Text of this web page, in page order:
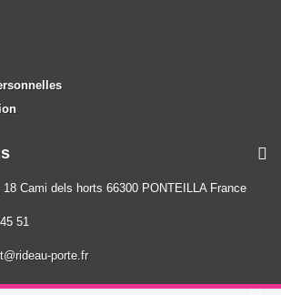
18 Cami dels horts 66300 PONTEILLA France
51
porte.fr